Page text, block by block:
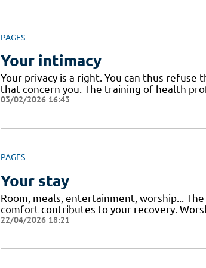
PAGES
Your intimacy
Your privacy is a right. You can thus
that concern you. The training of health
03/02/2026 16:43
PAGES
Your stay
Room, meals, entertainment, worship...
comfort contributes to your recovery.
22/04/2026 18:21